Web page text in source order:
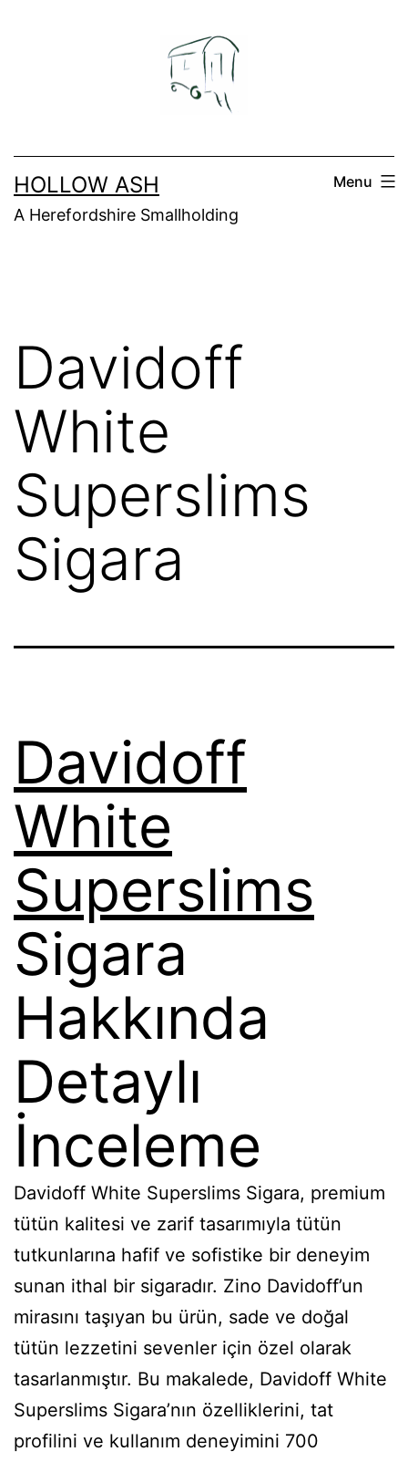
HOLLOW ASH
A Herefordshire Smallholding
Menu
Davidoff
White
Superslims
Sigara
Davidoff
White
Superslims
Sigara
Hakkında
Detaylı
İnceleme
Davidoff White Superslims Sigara, premium
tütün kalitesi ve zarif tasarımıyla tütün
tutkunlarına hafif ve sofistike bir deneyim
sunan ithal bir sigaradır. Zino Davidoff’un
mirasını taşıyan bu ürün, sade ve doğal
tütün lezzetini sevenler için özel olarak
tasarlanmıştır. Bu makalede, Davidoff White
Superslims Sigara’nın özelliklerini, tat
profilini ve kullanım deneyimini 700